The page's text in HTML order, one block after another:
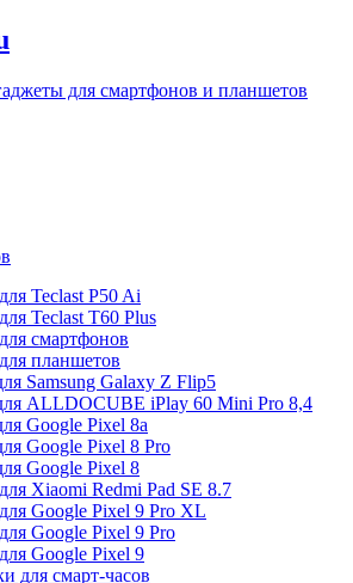
для смартфонов и планшетов
Teclast P50 Ai
Teclast T60 Plus
смартфонов
планшетов
Samsung Galaxy Z Flip5
ALLDOCUBE iPlay 60 Mini Pro 8,4
Google Pixel 8a
Google Pixel 8 Pro
Google Pixel 8
Xiaomi Redmi Pad SE 8.7
Google Pixel 9 Pro XL
Google Pixel 9 Pro
Google Pixel 9
для смарт-часов